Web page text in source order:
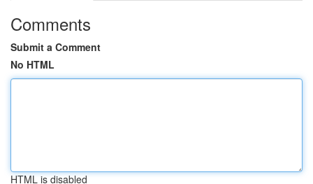
Comments
Submit a Comment
No HTML
HTML is disabled